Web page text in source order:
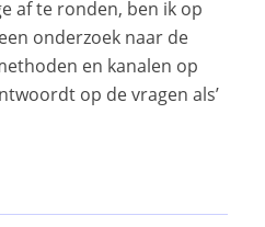
af te ronden, ben ik op
onderzoek naar de
en kanalen op
op de vragen als’